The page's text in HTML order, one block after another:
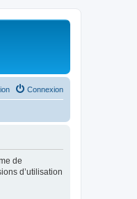
Connexion
de
d’utilisation